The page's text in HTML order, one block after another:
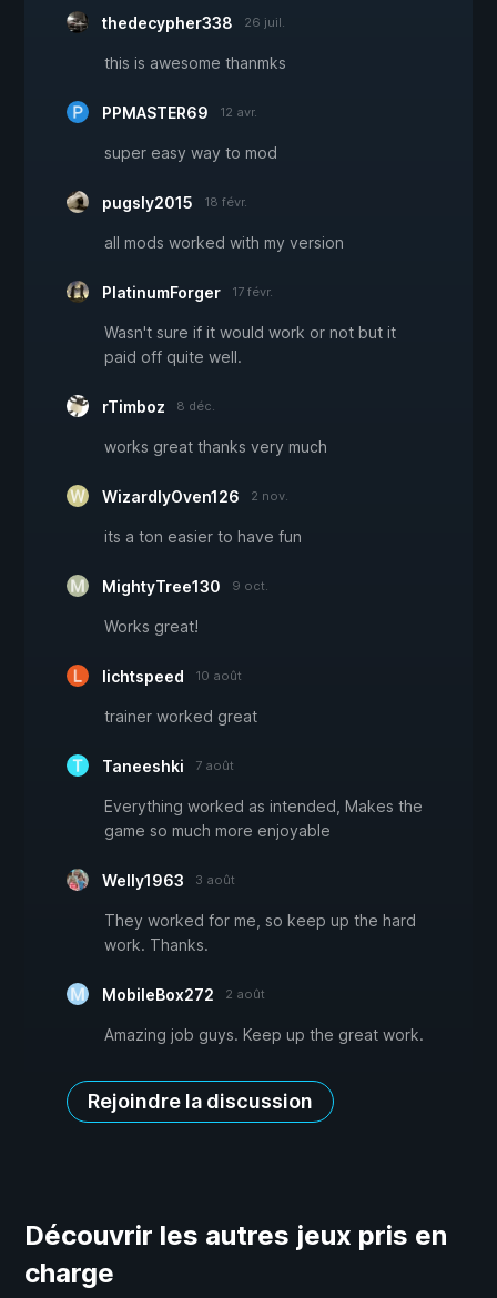
thedecypher338 26 juil.
this is awesome thanmks
PPMASTER69 12 avr.
super easy way to mod
pugsly2015 18 févr.
all mods worked with my version
PlatinumForger 17 févr.
Wasn't sure if it would work or not but it
paid off quite well.
rTimboz 8 déc.
works great thanks very much
WizardlyOven126 2 nov.
its a ton easier to have fun
MightyTree130 9 oct.
Works great!
lichtspeed 10 août
trainer worked great
Taneeshki 7 août
Everything worked as intended, Makes the
game so much more enjoyable
Welly1963 3 août
They worked for me, so keep up the hard
work. Thanks.
MobileBox272 2 août
Amazing job guys. Keep up the great work.
Rejoindre la discussion
Découvrir les autres jeux pris en
charge